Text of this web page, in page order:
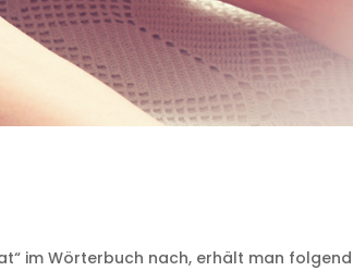
im Wörterbuch nach, erhält man